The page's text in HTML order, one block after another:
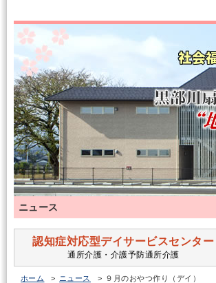
ニュース
認知症対応型デイサービスセンター
通所介護・介護予防通所介護
ホーム ニュース ９月のおやつ作り（デイ）